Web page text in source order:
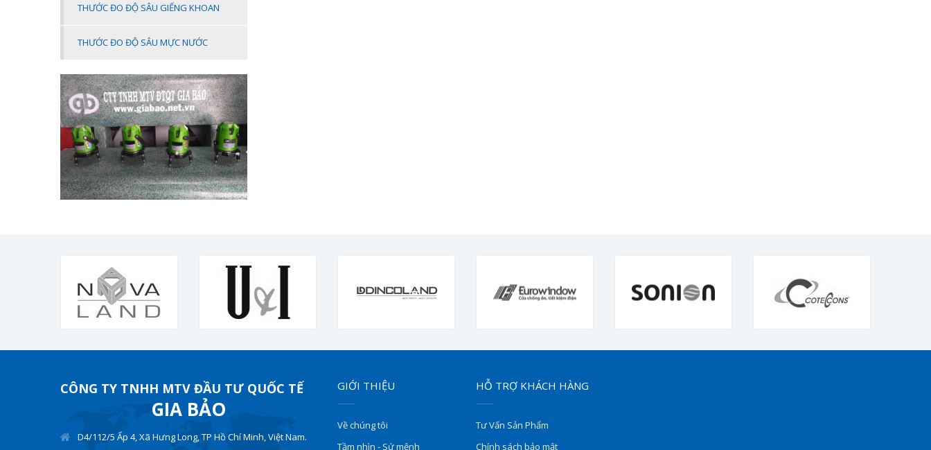
THƯỚC ĐO ĐỘ SÂU GIẾNG KHOAN
THƯỚC ĐO ĐỘ SÂU MỰC NƯỚC
CÔNG TY TNHH MTV ĐẦU TƯ QUỐC TẾ
GIA BẢO
D4/112/5 Ấp 4, Xã Hưng Long, TP Hồ Chí Minh, Việt Nam.
GIỚI THIỆU
Về chúng tôi
Tầm nhìn - Sứ mệnh
HỖ TRỢ KHÁCH HÀNG
Tư Vấn Sản Phẩm
Chính sách bảo mật